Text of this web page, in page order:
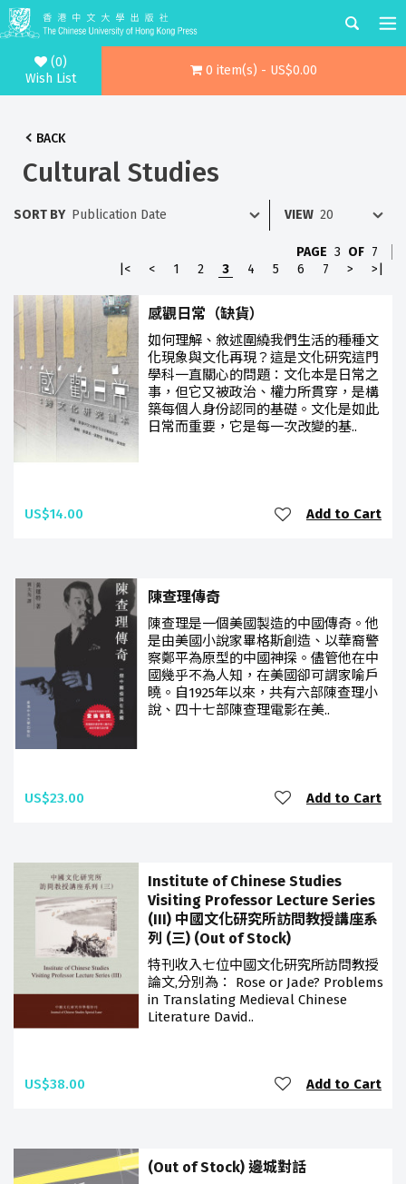
(0)
Wish List
0 item(s) - US$0.00
BACK
Cultural Studies
SORT BY VIEW
PAGE 3 OF 7
|<
< 1 2 3 4 5 6 7 > >|
感觀日常（缺貨）
如何理解、敘述圍繞我們生活的種種文
化現象與文化再現？這是文化研究這門
學科一直關心的問題：文化本是日常之
事，但它又被政治、權力所貫穿，是構
築每個人身份認同的基礎。文化是如此
日常而重要，它是每一次改變的基..
US$14.00 Add to Cart
陳查理傳奇
陳查理是一個美國製造的中國傳奇。他
是由美國小說家畢格斯創造、以華裔警
察鄭平為原型的中國神探。儘管他在中
國幾乎不為人知，在美國卻可謂家喻戶
曉。自1925年以來，共有六部陳查理小
說、四十七部陳查理電影在美..
US$23.00 Add to Cart
Institute of Chinese Studies
Visiting Professor Lecture Series
(III) 中國文化研究所訪問教授講座系
列 (三) (Out of Stock)
特刊收入七位中國文化研究所訪問教授
論文,分別為： Rose or Jade? Problems
in Translating Medieval Chinese
Literature David..
US$38.00 Add to Cart
(Out of Stock) 邊城對話